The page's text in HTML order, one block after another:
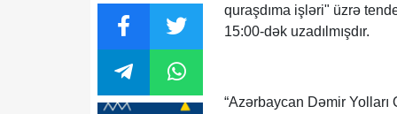
quraşdıma işləri" üzrə
15:00-dək uzadılmışdır.
“Azərbaycan Dəmir Yolları